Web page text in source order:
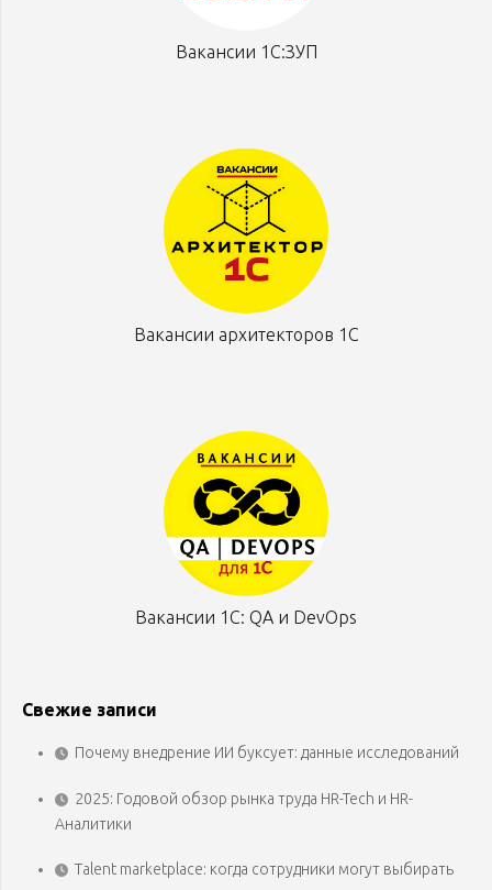
Вакансии 1С:ЗУП
Вакансии архитекторов 1С
Вакансии 1С: QA и DevOps
Свежие записи
Почему внедрение ИИ буксует: данные исследований
2025: Годовой обзор рынка труда HR-Tech и HR-
Аналитики
Talent marketplace: когда сотрудники могут выбирать